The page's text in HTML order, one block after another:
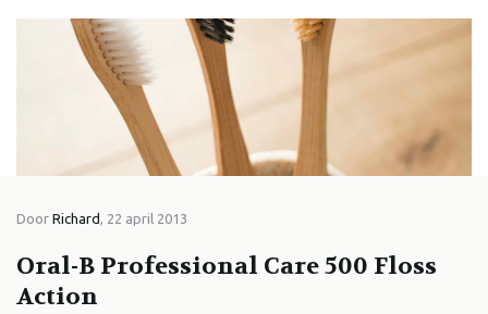
Door Richard, 22 april 2013
Oral-B Professional Care 500 Floss
Action